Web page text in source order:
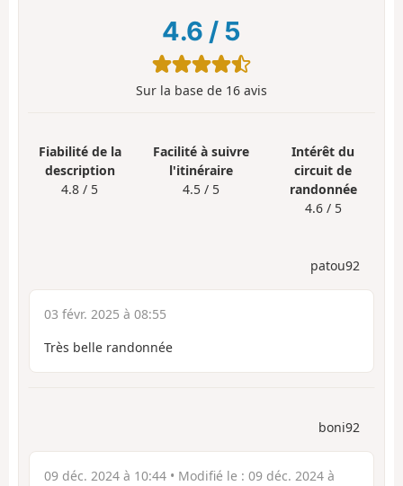
4.6 / 5
Sur la base de 16 avis
Fiabilité de la
description
4.8 / 5
Facilité à suivre
l'itinéraire
4.5 / 5
Intérêt du
circuit de
randonnée
4.6 / 5
patou92
03 févr. 2025 à 08:55
Très belle randonnée
boni92
09 déc. 2024 à 10:44 • Modifié le : 09 déc. 2024 à